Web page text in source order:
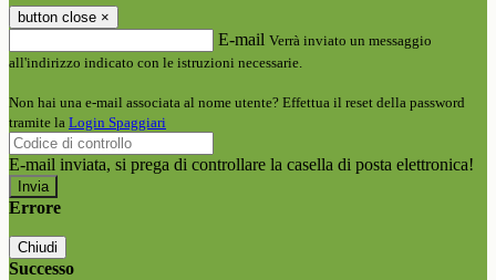
button close ×
E-mail Verrà inviato un messaggio
all'indirizzo indicato con le istruzioni necessarie.
Non hai una e-mail associata al nome utente? Effettua il reset della password
tramite la Login Spaggiari
E-mail inviata, si prega di controllare la casella di posta elettronica!
Errore
Chiudi
Successo